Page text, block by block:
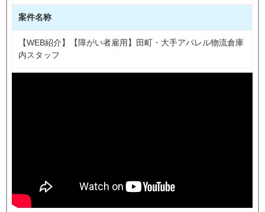
案件名称
【WEB紹介】【障がい者雇用】田町・大手アパレル物流倉庫
内スタッフ